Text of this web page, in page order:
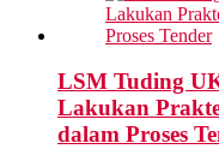
LSM Tuding
Lakukan
dalam Proses